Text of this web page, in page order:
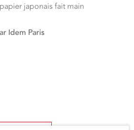
japonais fait main
Idem Paris